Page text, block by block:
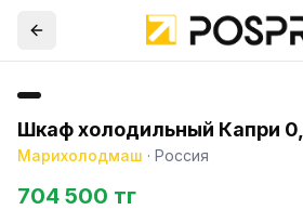
Шкаф холодильный Капри
Марихолодмаш · Россия
704 500 тг